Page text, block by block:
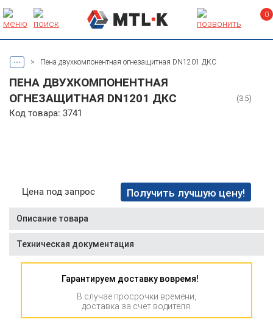
0
... > Пена двухкомпонентная огнезащитная DN1201 ДКС
ПЕНА ДВУХКОМПОНЕНТНАЯ
ОГНЕЗАЩИТНАЯ DN1201 ДКС
(3.5)
Код товара: 3741
Цена под запрос Получить лучшую цену!
Описание товара
Техническая документация
Гарантируем доставку вовремя!
В случае просрочки времени,
доставка за счет водителя.